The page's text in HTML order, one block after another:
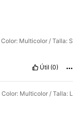
Color: Multicolor / Talla: S
Útil (0)
Color: Multicolor / Talla: L